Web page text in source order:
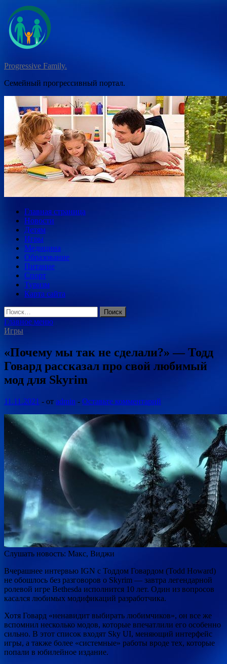
Перейти
содержимому
Progressive Family.
Семейный прогрессивный портал.
Главная страница
Новости
Детям
Игры
Медицина
Образование
Питание
Спорт
Туризм
Карта сайта
Найти:
Главное меню
Игры
«Почему мы так не сделали?» — Тодд
Говард рассказал про свой любимый
мод для Skyrim
11.11.2021 - от admin - Оставьте комментарий
Слушать новость: Макс, Виджи
Вчерашнее интервью IGN с Тоддом Говардом (Todd Howard)
не обошлось без разговоров о Skyrim — завтра легендарной
ролевой игре Bethesda исполнится 10 лет. Один из вопросов
касался любимых модификаций разработчика.
Хотя Говард «ненавидит выбирать любимчиков», он все же
вспомнил несколько модов, которые впечатлили его особенно
сильно. В этот список входят Sky UI, меняющий интерфейс
игры, а также более «системные» работы вроде тех, которые
попали в юбилейное издание.